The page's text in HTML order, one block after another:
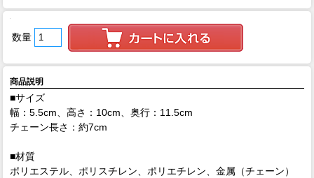
数量
商品説明
■サイズ
幅：5.5cm、高さ：10cm、奥行：11.5cm
チェーン長さ：約7cm
■材質
ポリエステル、ポリスチレン、ポリエチレン、金属（チェーン）